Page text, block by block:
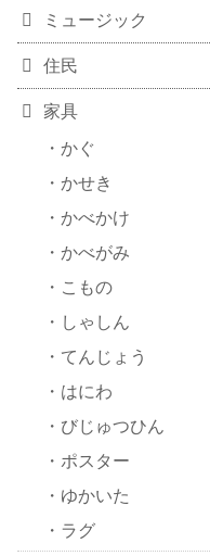
ミュージック
住民
家具
かぐ
かせき
かべかけ
かべがみ
こもの
しゃしん
てんじょう
はにわ
びじゅつひん
ポスター
ゆかいた
ラグ